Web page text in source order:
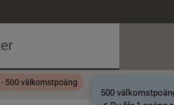
500
500 välkomstpoäng